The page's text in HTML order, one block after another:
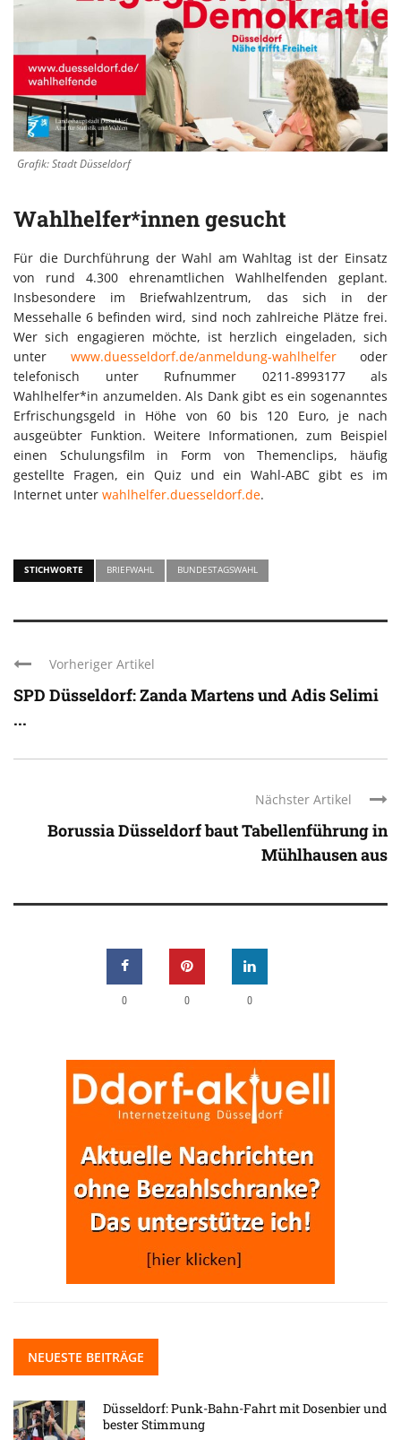
Grafik: Stadt Düsseldorf
Wahlhelfer*innen gesucht
Für die Durchführung der Wahl am Wahltag ist der Einsatz
von rund 4.300 ehrenamtlichen Wahlhelfenden geplant.
Insbesondere im Briefwahlzentrum, das sich in der
Messehalle 6 befinden wird, sind noch zahlreiche Plätze frei.
Wer sich engagieren möchte, ist herzlich eingeladen, sich
unter www.duesseldorf.de/anmeldung-wahlhelferoder
telefonisch unter Rufnummer 0211-8993177 als
Wahlhelfer*in anzumelden. Als Dank gibt es ein sogenanntes
Erfrischungsgeld in Höhe von 60 bis 120 Euro, je nach
ausgeübter Funktion. Weitere Informationen, zum Beispiel
einen Schulungsfilm in Form von Themenclips, häufig
gestellte Fragen, ein Quiz und ein Wahl-ABC gibt es im
Internet unter wahlhelfer.duesseldorf.de.
STICHWORTE BRIEFWAHL BUNDESTAGSWAHL
Vorheriger Artikel
SPD Düsseldorf: Zanda Martens und Adis Selimi
...
Nächster Artikel
Borussia Düsseldorf baut Tabellenführung in
Mühlhausen aus
0 0 0
NEUESTE BEITRÄGE
Düsseldorf: Punk-Bahn-Fahrt mit Dosenbier und
bester Stimmung